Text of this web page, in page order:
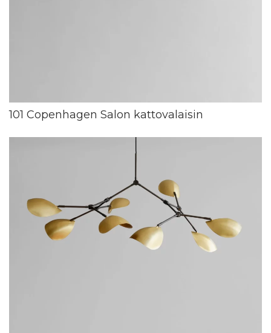
101 Copenhagen Salon kattovalaisin